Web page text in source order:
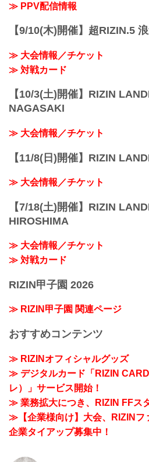
≫ PPV配信情報
【9/10(木)開催】超RIZIN.5
≫ 大会情報／チケット
≫ 対戦カード
【10/3(土)開催】RIZIN
NAGASAKI
≫ 大会情報／チケット
【11/8(日)開催】RIZIN
≫ 大会情報／チケット
【7/18(土)開催】RIZIN
HIROSHIMA
≫ 大会情報／チケット
≫ 対戦カード
RIZIN甲子園 2026
≫ RIZIN甲子園 関連ページ
おすすめコンテンツ
≫ RIZINオフィシャルグッズ
≫ デジタルカード「RIZIN
レ）」サービス開始！
≫ 業務拡大につき、RIZIN FFス
≫【企業様向け】大会、RIZINフ
企業タイアップ募集中！